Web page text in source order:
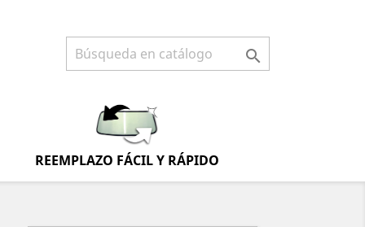

REEMPLAZO FÁCIL Y RÁPIDO